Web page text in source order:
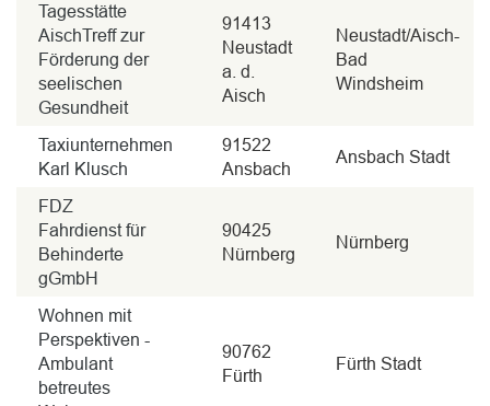
Tagesstätte
AischTreff zur
Förderung der
seelischen
Gesundheit
91413
Neustadt
a. d.
Aisch
Neustadt/Aisch-
Bad
Windsheim
Taxiunternehmen
Karl Klusch
91522
Ansbach
Ansbach Stadt
FDZ
Fahrdienst für
Behinderte
gGmbH
90425
Nürnberg
Nürnberg
Wohnen mit
Perspektiven -
Ambulant
betreutes
90762
Fürth
Fürth Stadt